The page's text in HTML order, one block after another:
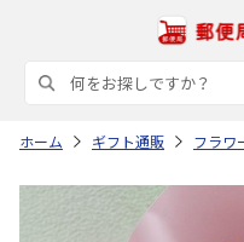
ホーム ギフト通販 フラワ